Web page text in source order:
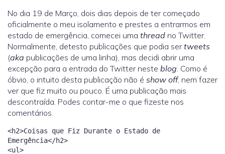
No dia 19 de Março, dois dias depois de ter começado
oficialmente o meu isolamento e prestes a entrarmos em
estado de emergência, comecei uma thread no Twitter.
Normalmente, detesto publicações que podia sertweets
(aka publicações de uma linha), mas decidi abrir uma
excepção para a entrada do Twitter neste blog. Como é
óbvio, o intuito desta publicação não é show off, nem fazer
ver que fiz muito ou pouco. É uma publicação mais
descontraída. Podes contar-me o que fizeste nos
comentários.
<h2>Coisas que Fiz Durante o Estado de
Emergência</h2>
<ul>